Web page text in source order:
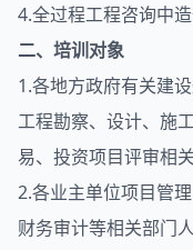
4.全过程工程咨询中
二、培训对象
1.各地方政府有关建
工程勘察、设计、施
易、投资项目评审相关
2.各业主单位项目管
财务审计等相关部门人